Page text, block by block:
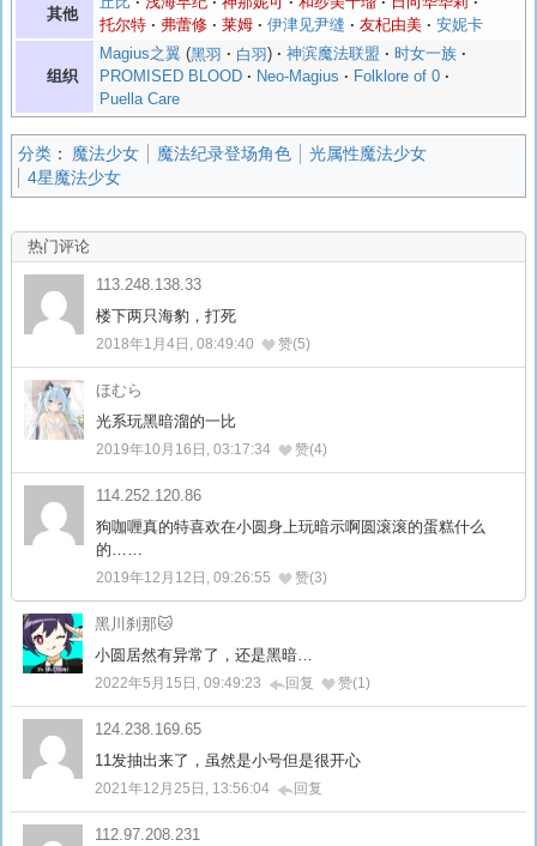
其他
托尔特
弗蕾修 莱姆 伊津见尹缝 友杞由美 安妮卡
组织
Magius之翼 黑羽 白羽 神滨魔法联盟
时女一族
PROMISED BLOOD
Neo-Magius
Folklore of 0
Puella Care
分类： 魔法少女 魔法纪录登场角色
光属性魔法少女
4星魔法少女
热门评论
113.248.138.33
楼下两只海豹，打死
2018年1月4日, 08:49:40 赞(5)
ほむら
光系玩黑暗溜的一比
2019年10月16日, 03:17:34 赞(4)
114.252.120.86
狗咖喱真的特喜欢在小圆身上玩暗示啊圆滚滚的蛋糕什么
的……
2019年12月12日, 09:26:55 赞(3)
黑川刹那🐱
小圆居然有异常了，还是黑暗…
2022年5月15日, 09:49:23 回复 赞(1)
124.238.169.65
11发抽出来了，虽然是小号但是很开心
2021年12月25日, 13:56:04 回复
112.97.208.231